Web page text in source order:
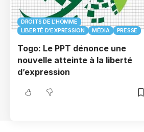
DROITS DE L'HOMME
LIBERTÉ D'EXPRESSION
MÉDIA PRESSE
Togo: Le PPT dénonce une
nouvelle atteinte à la liberté
d’expression